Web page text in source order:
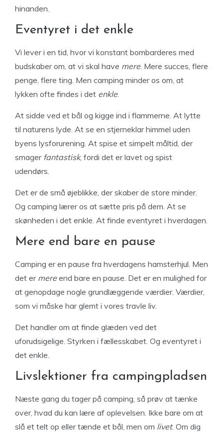
hinanden.
Eventyret i det enkle
Vi lever i en tid, hvor vi konstant bombarderes med
budskaber om, at vi skal have mere. Mere succes, flere
penge, flere ting. Men camping minder os om, at
lykken ofte findes i det enkle.
At sidde ved et bål og kigge ind i flammerne. At lytte
til naturens lyde. At se en stjerneklar himmel uden
byens lysforurening. At spise et simpelt måltid, der
smager fantastisk, fordi det er lavet og spist
udendørs.
Det er de små øjeblikke, der skaber de store minder.
Og camping lærer os at sætte pris på dem. At se
skønheden i det enkle. At finde eventyret i hverdagen.
Mere end bare en pause
Camping er en pause fra hverdagens hamsterhjul. Men
det er mereend bare en pause. Det er en mulighed for
at genopdage nogle grundlæggende værdier. Værdier,
som vi måske har glemt i vores travle liv.
Det handler om at finde glæden ved det
uforudsigelige. Styrken i fællesskabet. Og eventyret i
det enkle.
Livslektioner fra campingpladsen
Næste gang du tager på camping, så prøv at tænke
over, hvad du kan lære af oplevelsen. Ikke bare om at
slå et telt op eller tænde et bål, men om livet. Om dig